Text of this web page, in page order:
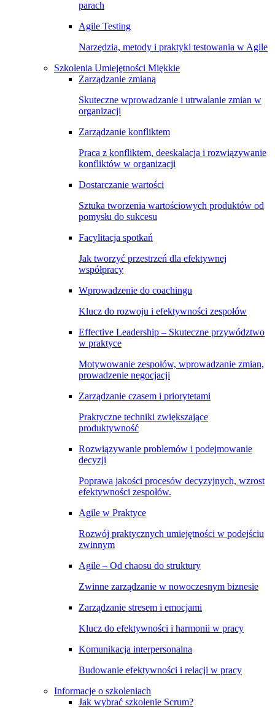
parach
Agile Testing
Narzędzia, metody i praktyki testowania w Agile
Szkolenia Umiejętności Miękkie
Zarządzanie zmianą
Skuteczne wprowadzanie i utrwalanie zmian w
organizacji
Zarządzanie konfliktem
Praca z konfliktem, deeskalacja i rozwiązywanie
konfliktów w organizacji
Dostarczanie wartości
Sztuka tworzenia wartościowych produktów od
pomysłu do sukcesu
Facylitacja spotkań
Jak tworzyć przestrzeń dla efektywnej
współpracy
Wprowadzenie do coachingu
Klucz do rozwoju i efektywności zespołów
Effective Leadership – Skuteczne przywództwo
w praktyce
Motywowanie zespołów, wprowadzanie zmian,
prowadzenie negocjacji
Zarządzanie czasem i priorytetami
Praktyczne techniki zwiększające
produktywność
Rozwiązywanie problemów i podejmowanie
decyzji
Poprawa jakości procesów decyzyjnych, wzrost
efektywności zespołów.
Agile w Praktyce
Rozwój praktycznych umiejętności w podejściu
zwinnym
Agile – Od chaosu do struktury
Zwinne zarządzanie w nowoczesnym biznesie
Zarządzanie stresem i emocjami
Klucz do efektywności i harmonii w pracy
Komunikacja interpersonalna
Budowanie efektywności i relacji w pracy
Informacje o szkoleniach
Jak wybrać szkolenie Scrum?